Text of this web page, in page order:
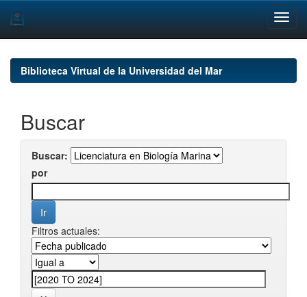
navigationBiblioteca Virtual de la Universidad del Mar
Buscar
Buscar:
por
Filtros actuales: